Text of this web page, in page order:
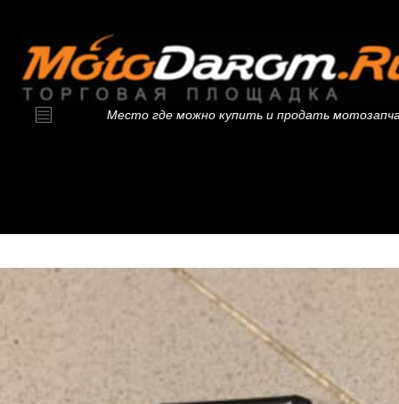
Место где можно купить и продать